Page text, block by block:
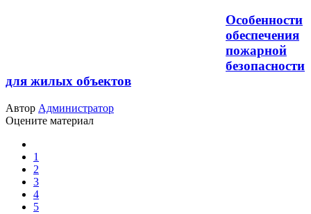
Особенности
обеспечения
пожарной
безопасности
для жилых объектов
Автор Администратор
Оцените материал
1
2
3
4
5